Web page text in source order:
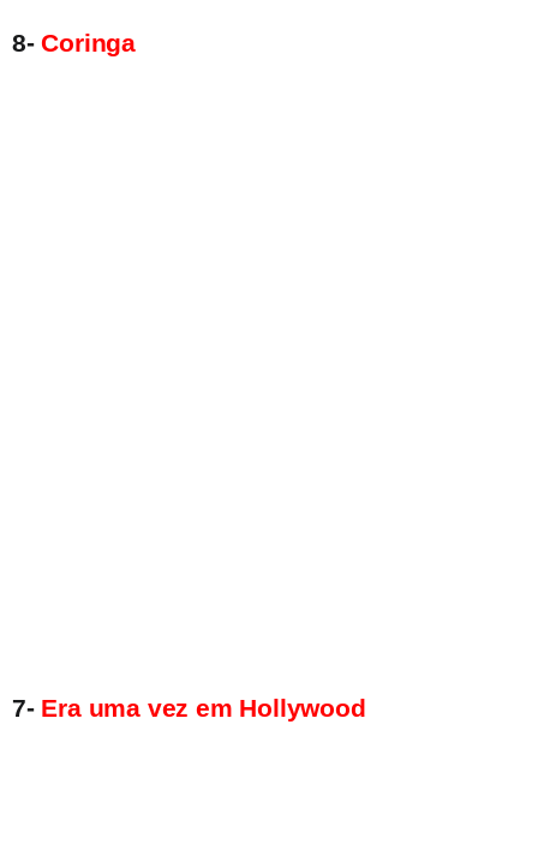
8-Coringa
7- Era uma vez em Hollywood